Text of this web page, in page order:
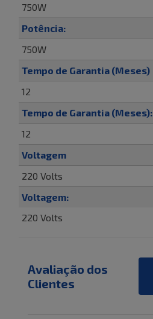
750W
Potência:
750W
Tempo de Garantia (Meses)
12
Tempo de Garantia (Meses):
12
Voltagem
220 Volts
Voltagem:
220 Volts
Avaliação dos
Clientes